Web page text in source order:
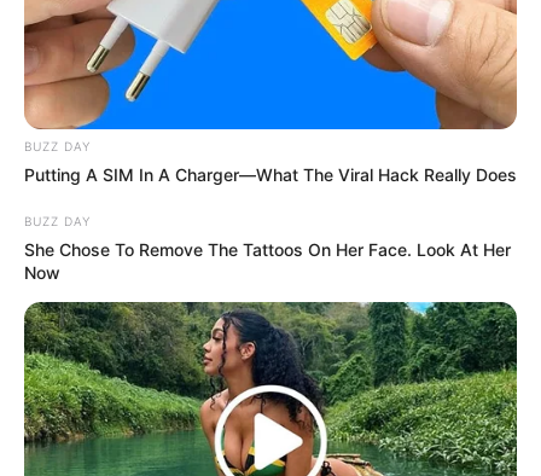
Langka Banget! 10 Pose Lucu
Katak yang Bikin Ketawa
Gemes
Ambyar! 10 Kalimat Baper
Pakai Bahasa Jawa Ini Bikin
Galau Abis
BUZZ DAY
Putting A SIM In A Charger—What The Viral Hack Really Does
BUZZ DAY
She Chose To Remove The Tattoos On Her Face. Look At Her
Now